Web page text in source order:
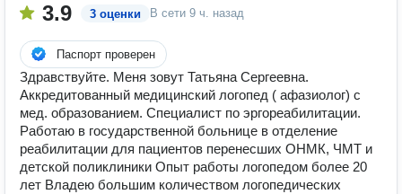
3.9 3 оценки В сети 9 ч. назад
Паспорт проверен
Здравствуйте. Меня зовут Татьяна Сергеевна.
Аккредитованный медицинский логопед ( афазиолог) с
мед. образованием. Специалист по эргореабилитации.
Работаю в государственной больнице в отделение
реабилитации для пациентов перенесших ОНМК, ЧМТ и
детской поликлиники Опыт работы логопедом более 20
лет Владею большим количеством логопедических